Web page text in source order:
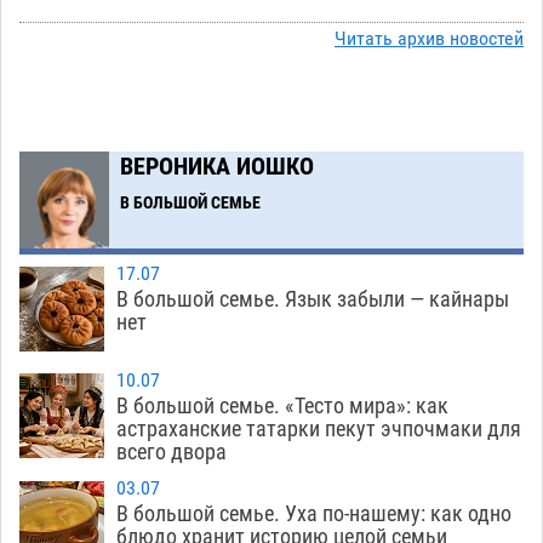
поставил жителей перед непростым выбором
12:51
Младенец погиб в крупном пожаре в
Астрахани
12:23
У астраханца в морозильной камере
11:54
Астраханец проведет за решеткой 2 года и
выплатит миллионный ущерб за смертельную
небрежность за рулем
05.08 411
Читать архив новостей
ВЕРОНИКА ИОШКО
В БОЛЬШОЙ СЕМЬЕ
17.07
В большой семье. Язык забыли — кайнары
нет
10.07
В большой семье. «Тесто мира»: как
астраханские татарки пекут эчпочмаки для
всего двора
03.07
В большой семье. Уха по-нашему: как одно
блюдо хранит историю целой семьи